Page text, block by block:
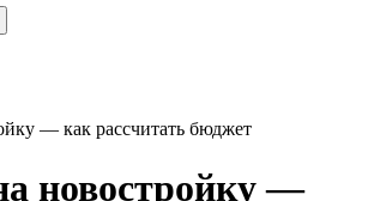
— как рассчитать бюджет
новостройку —